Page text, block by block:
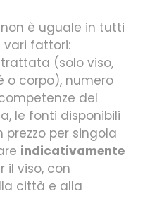
non è uguale in tutti
vari fattori:
(solo viso,
o corpo), numero
del
le fonti disponibili
per singola
indicativamente
il viso, con
città e alla